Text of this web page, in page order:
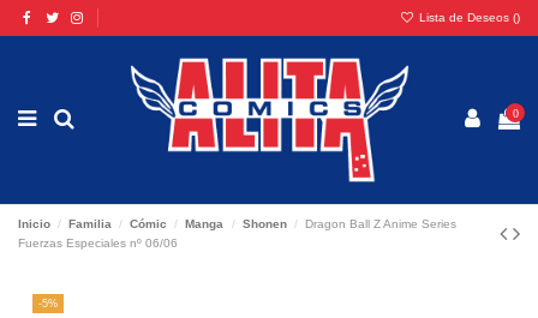
Lista de Deseos ()
0
Inicio Familia Cómic Manga Shonen
Dragon Ball Z Anime Series
Fuerzas Especiales nº 06/06
-5%